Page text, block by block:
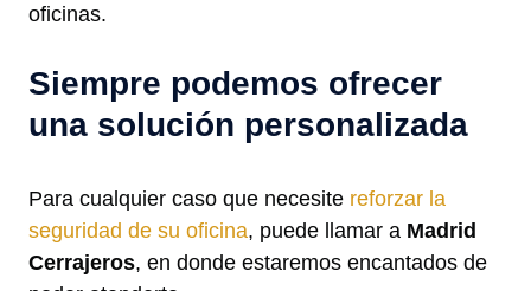
oficinas.
Siempre podemos ofrecer
una solución personalizada
Para cualquier caso que necesite reforzar la
seguridad de su oficina, puede llamar a Madrid
Cerrajeros, en donde estaremos encantados de